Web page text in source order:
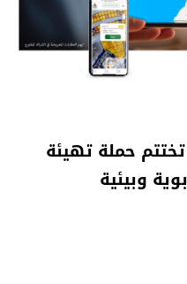
حملة تهيئة
وبيئية